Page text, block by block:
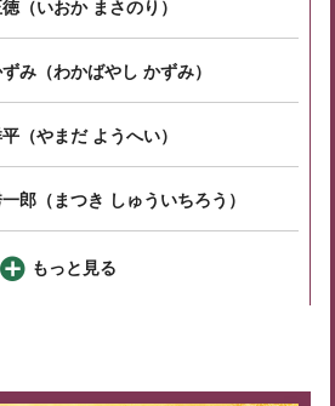
（いおか まさのり）
み（わかばやし かずみ）
（やまだ ようへい）
郎（まつき しゅういちろう）
もっと見る